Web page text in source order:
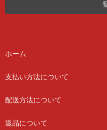
ホーム
支払い方法について
配送方法について
返品について